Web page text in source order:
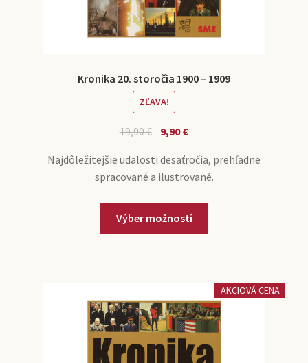
Kronika 20. storočia 1900 – 1909
ZĽAVA!
19,90€ 9,90€
Najdôležitejšie udalosti desaťročia, prehľadne
spracované a ilustrované.
Výber možností
AKCIOVÁ CENA